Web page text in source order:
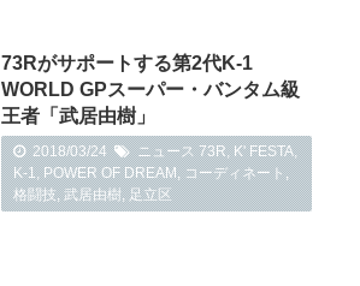
73Rがサポートする第2代K-1
WORLD GPスーパー・バンタム級
王者「武居由樹」
2018/03/24 ニュース 73R,K' FESTA,
K-1,POWER OF DREAM,コーディネート,
格闘技,武居由樹,足立区